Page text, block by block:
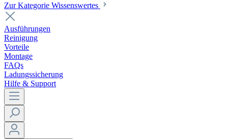
Zur Kategorie Wissenswertes
Ausführungen
Reinigung
Vorteile
Montage
FAQs
Ladungssicherung
Hilfe & Support